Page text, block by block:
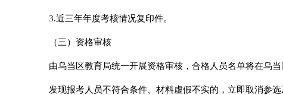
3.近三年年度考核情况复印件。
（三）资格审核
由乌当区教育局统一开展资格审核，合格人员名单将在乌
发现报考人员不符合条件、材料虚假不实的，立即取消参选